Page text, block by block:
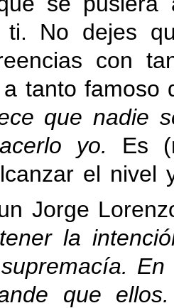
ti. No dejes
con
tanto famoso
que nadie
yo. Es
el nivel
Jorge
la
que